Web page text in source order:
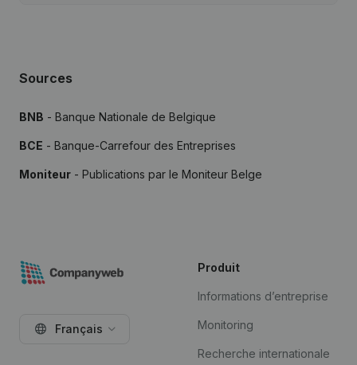
Sources
BNB - Banque Nationale de Belgique
BCE - Banque-Carrefour des Entreprises
Moniteur - Publications par le Moniteur Belge
Français
Produit
Informations d’entreprise
Monitoring
Recherche internationale